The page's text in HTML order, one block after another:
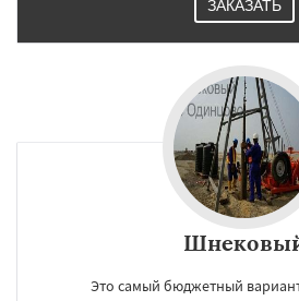
ЗАКАЗАТЬ
Это самый бюджетный